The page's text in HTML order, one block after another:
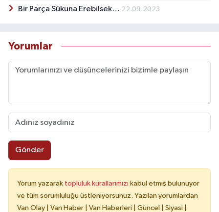
Bir Parça Sükuna Erebilsek… 22.09.2023
Yorumlar
Gönder
Yorum yazarak topluluk kurallarımızı kabul etmiş bulunuyor
ve tüm sorumluluğu üstleniyorsunuz. Yazılan yorumlardan
Van Olay | Van Haber | Van Haberleri | Güncel | Siyasi |